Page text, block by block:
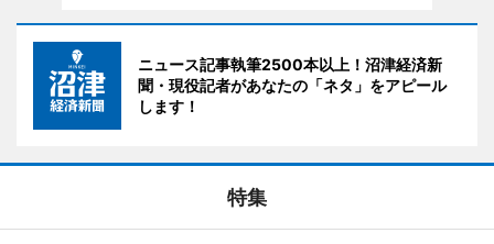
ニュース記事執筆2500本以上！沼津経済新
聞・現役記者があなたの「ネタ」をアピール
します！
特集